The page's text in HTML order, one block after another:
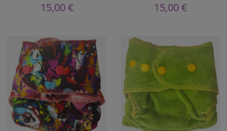
15,00 € 15,00 €